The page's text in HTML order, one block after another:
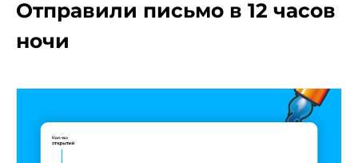
Отправили письмо в 12 часов
ночи